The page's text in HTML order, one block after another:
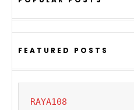
FEATURED POSTS
RAYA108